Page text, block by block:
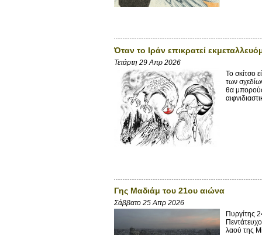
Όταν το Ιράν επικρατεί
Τετάρτη 29 Απρ 2026
Το σκίτσο
των
θα
Γης Μαδιάμ του 21ου αιώνα
Σάββατο 25 Απρ 2026
Πυργίτης
λαού της